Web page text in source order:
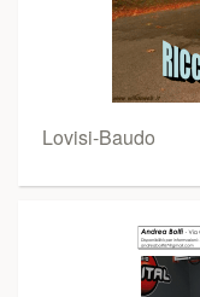
Lovisi-Baudo